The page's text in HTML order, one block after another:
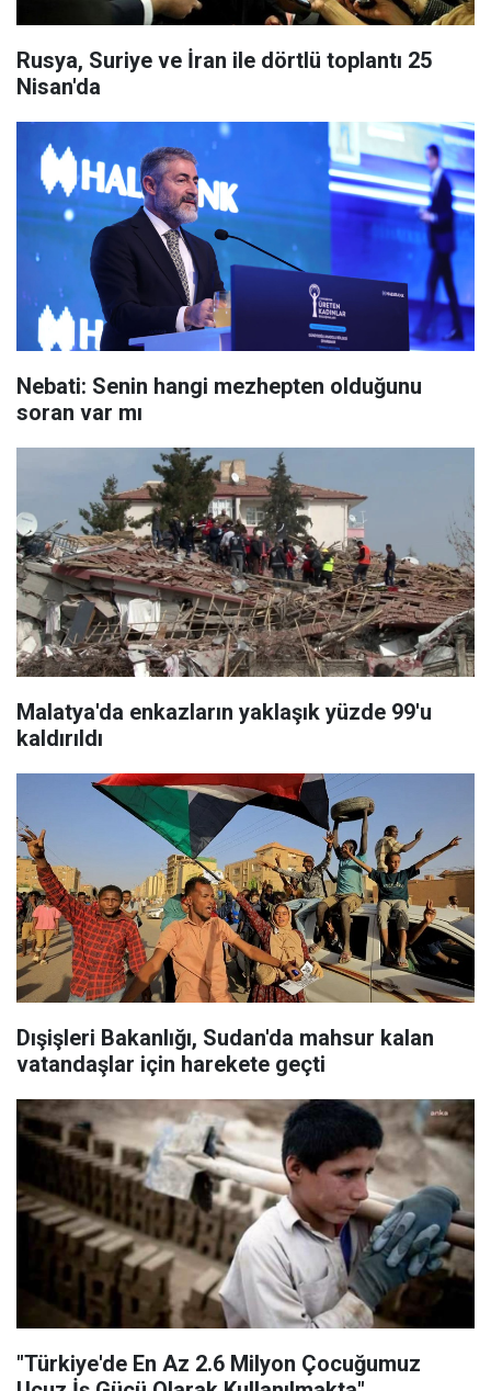
Rusya, Suriye ve İran ile dörtlü toplantı 25
Nisan'da
Nebati: Senin hangi mezhepten olduğunu
soran var mı
Malatya'da enkazların yaklaşık yüzde 99'u
kaldırıldı
Dışişleri Bakanlığı, Sudan'da mahsur kalan
vatandaşlar için harekete geçti
"Türkiye'de En Az 2.6 Milyon Çocuğumuz